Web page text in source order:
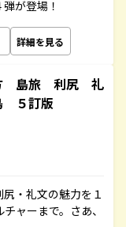
が登場！
詳細を見る
島旅 利尻 礼
５訂版
・礼文の魅力を１
ャーまで。さあ、